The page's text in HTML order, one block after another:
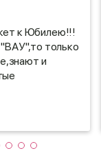
к Юбилею!!!
только
и